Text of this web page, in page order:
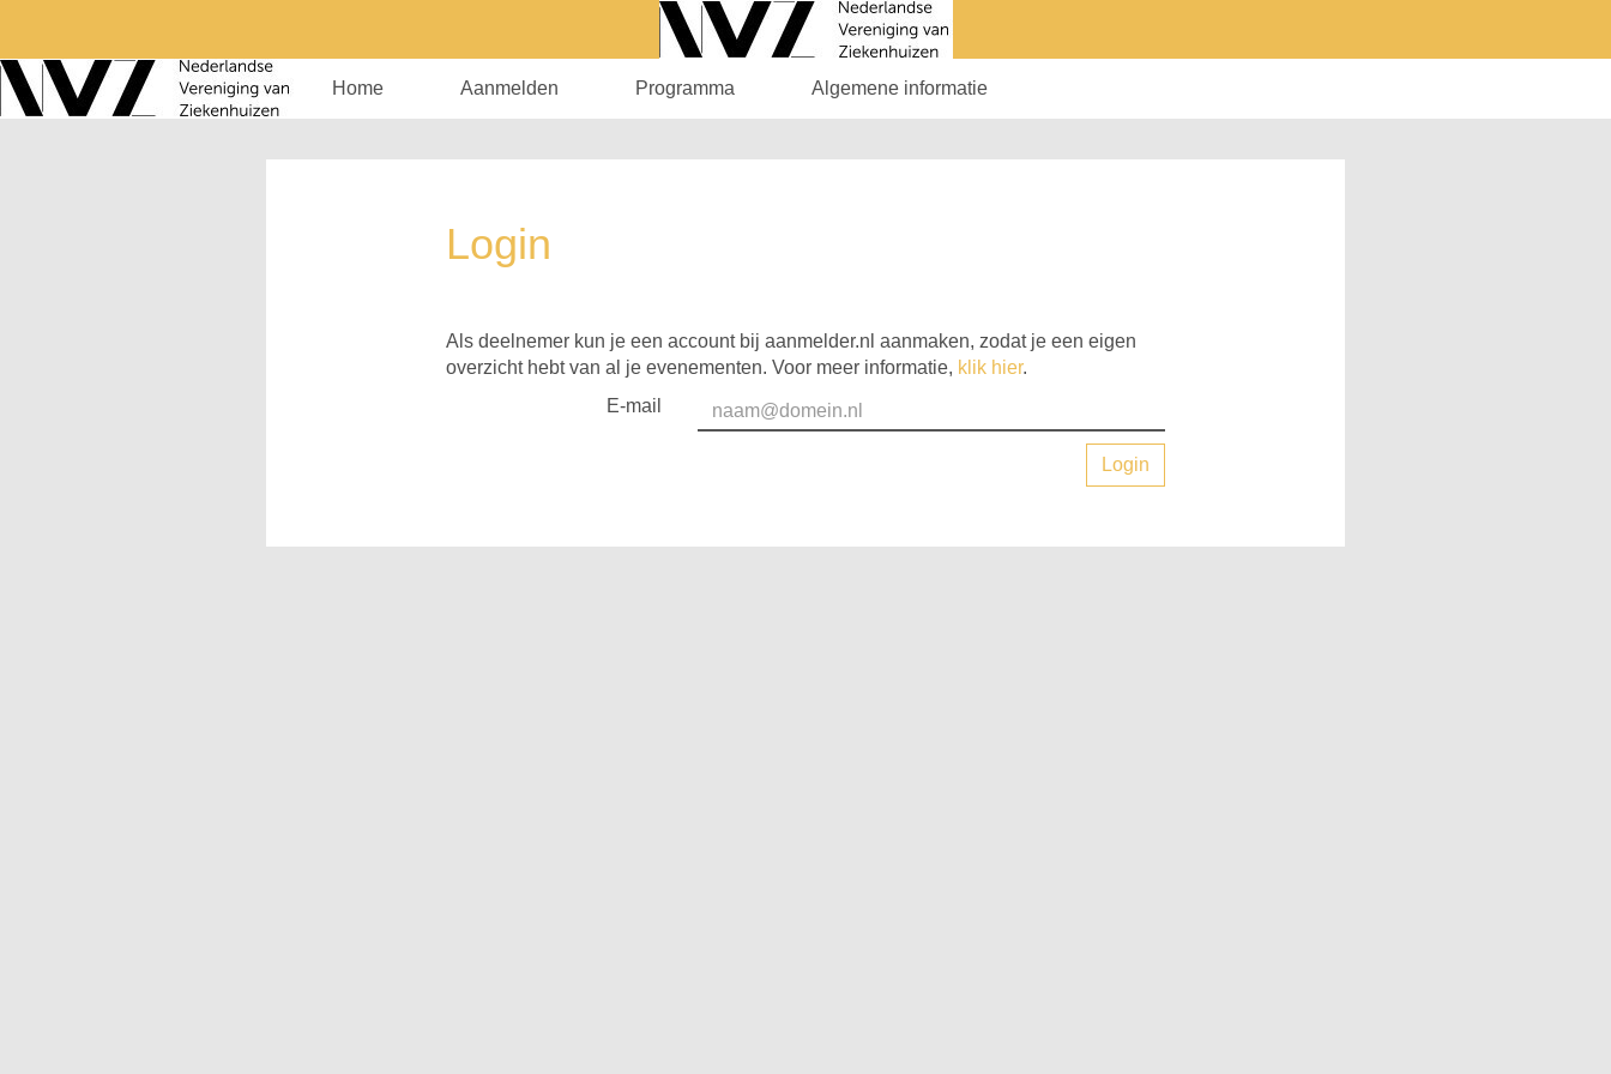
Home Aanmelden Programma Algemene informatie
Login
Als deelnemer kun je een account bij aanmelder.nl aanmaken, zodat je een eigen
overzicht hebt van al je evenementen. Voor meer informatie, klik hier.
E-mail
Login